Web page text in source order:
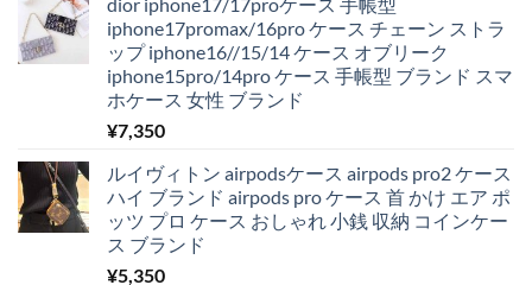
iphone17promax/16pro ケース チェーン ストラ
ップ iphone16//15/14 ケース オブリーク
iphone15pro/14pro ケース 手帳型 ブランド スマ
ホケース 女性 ブランド
¥7,350
ルイヴィトン airpodsケース airpods pro2 ケース
ハイ ブランド airpods pro ケース 首 かけ エア ポ
ッツ プロ ケース おしゃれ 小銭 収納 コインケー
ス ブランド
¥5,350